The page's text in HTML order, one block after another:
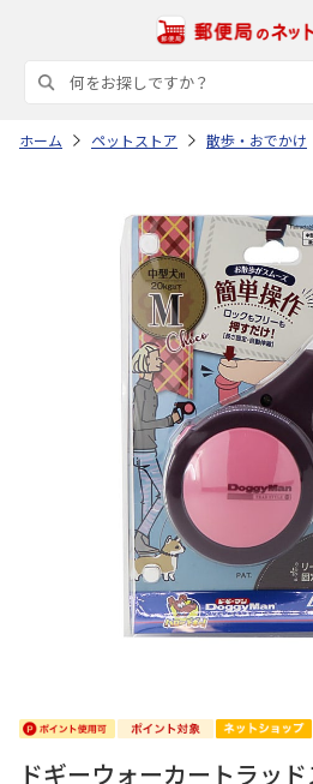
ホーム ペットストア 散歩・おでかけ
ドギーウォーカートラッ